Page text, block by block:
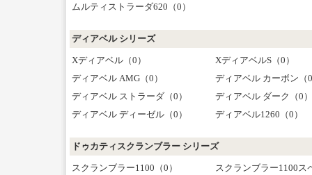
ムルティストラーダ620（0）
ディアベル シリーズ
Xディアベル（0）
XディアベルS（0）
ディアベル AMG（0）
ディアベル カーボン（
ディアベル ストラーダ（0）
ディアベル ダーク（0）
ディアベル ディーゼル（0）
ディアベル1260（0）
ドゥカティスクランブラー シリーズ
スクランブラー1100（0）
スクランブラー1100ス